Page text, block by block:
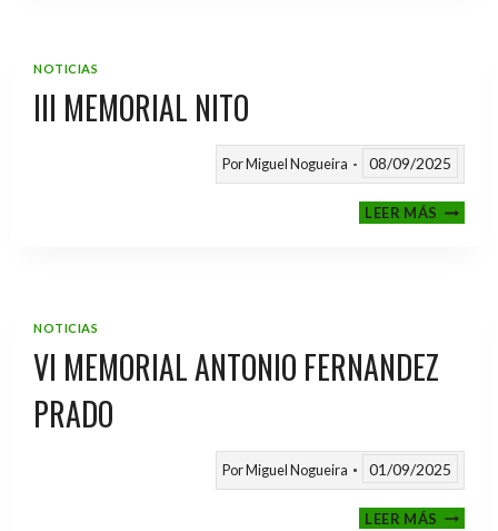
NOTICIAS
III MEMORIAL NITO
PorMiguel Nogueira 08/09/2025
LEER MÁSIII
NOTICIAS
VI MEMORIAL ANTONIO FERNANDEZ
PRADO
PorMiguel Nogueira 01/09/2025
LEER MÁSVI